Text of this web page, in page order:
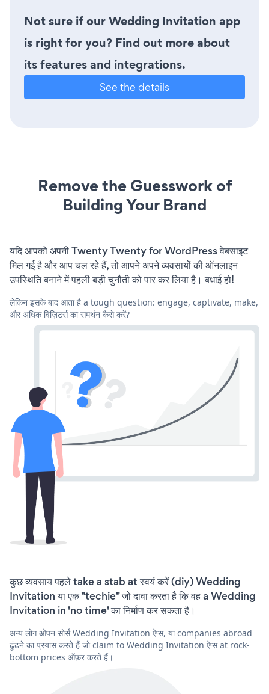
Not sure if our Wedding Invitation app
is right for you? Find out more about
its features and integrations.
See the details
Remove the Guesswork of
Building Your Brand
यदि आपको अपनी Twenty Twenty for WordPress वेबसाइट
मिल गई है और आप चल रहे हैं, तो आपने अपने व्यवसायों की ऑनलाइन
उपस्थिति बनाने में पहली बड़ी चुनौती को पार कर लिया है। बधाई हो!
लेकिन इसके बाद आता है a tough question: engage, captivate, make,
और अधिक विज़िटर्स का समर्थन कैसे करें?
कुछ व्यवसाय पहले take a stab at स्वयं करें (diy) Wedding
Invitation या एक "techie" जो दावा करता है कि वह a Wedding
Invitation in 'no time' का निर्माण कर सकता है।
अन्य लोग ओपन सोर्स Wedding Invitation ऐप्स, या companies abroad
ढूंढने का प्रयास करते हैं जो claim to Wedding Invitation ऐप्स at rock-
bottom prices ऑफ़र करते हैं।